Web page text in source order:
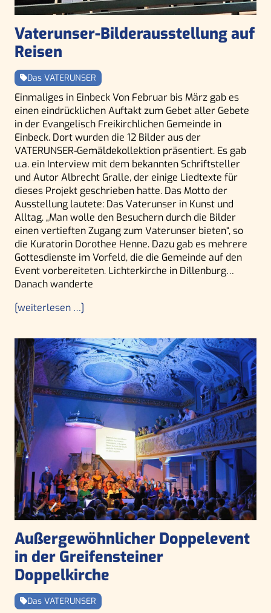
Vaterunser-Bilderausstellung auf
Reisen
Das VATERUNSER
Einmaliges in Einbeck Von Februar bis März gab es
einen eindrücklichen Auftakt zum Gebet aller Gebete
in der Evangelisch Freikirchlichen Gemeinde in
Einbeck. Dort wurden die 12 Bilder aus der
VATERUNSER-Gemäldekollektion präsentiert. Es gab
u.a. ein Interview mit dem bekannten Schriftsteller
und Autor Albrecht Gralle, der einige Liedtexte für
dieses Projekt geschrieben hatte. Das Motto der
Ausstellung lautete: Das Vaterunser in Kunst und
Alltag. „Man wolle den Besuchern durch die Bilder
einen vertieften Zugang zum Vaterunser bieten“, so
die Kuratorin Dorothee Henne. Dazu gab es mehrere
Gottesdienste im Vorfeld, die die Gemeinde auf den
Event vorbereiteten. Lichterkirche in Dillenburg…
Danach wanderte
[weiterlesen …]
Außergewöhnlicher Doppelevent
in der Greifensteiner
Doppelkirche
Das VATERUNSER